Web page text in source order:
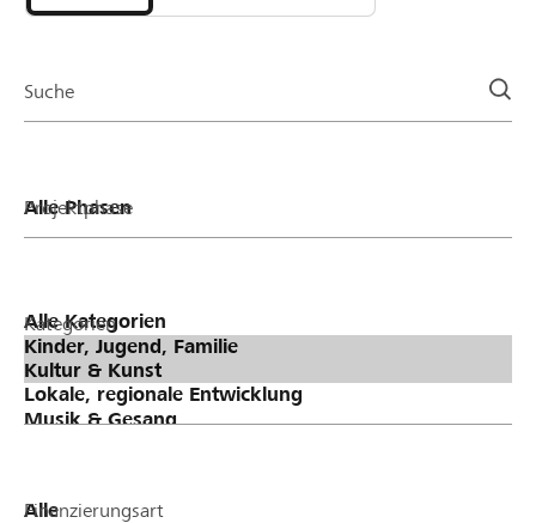
Suche
Projektphase
Kategorien
Finanzierungsart